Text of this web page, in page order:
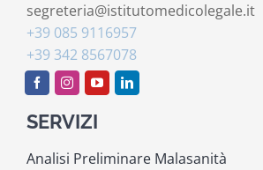
segreteria@istitutomedicolegale.it
+39 085 9116957
+39 342 8567078
SERVIZI
Analisi Preliminare Malasanità